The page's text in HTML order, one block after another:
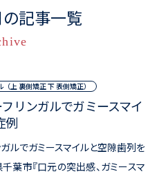
記事一覧
上 裏側矯正 下 表側矯正）
リンガルでガミースマイ
例
ルでガミースマイルと空隙歯列を
市『口元の突出感、ガミースマ